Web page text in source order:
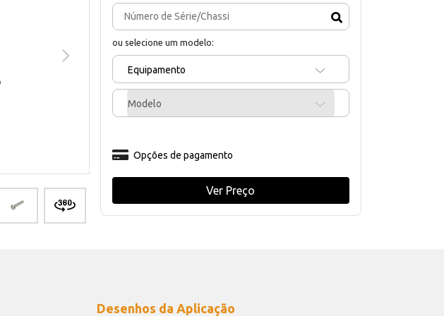
ou selecione um modelo:
Equipamento
Modelo
Opções de pagamento
Ver Preço
Desenhos da Aplicação